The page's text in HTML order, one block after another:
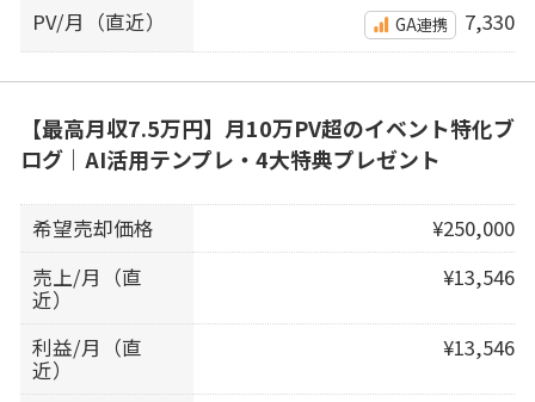
PV/月（直近） GA連携 7,330
【最高月収7.5万円】月10万PV超のイベント特化ブ
ログ｜AI活用テンプレ・4大特典プレゼント
希望売却価格
¥250,000
売上/月（直
近）
¥13,546
利益/月（直
近）
¥13,546